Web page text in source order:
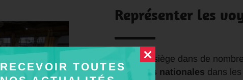
RECEVOIR TOUTES
Représenter les
La Fnaut siège dans de
officielles nationales dans